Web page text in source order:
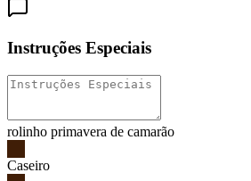
Instruções Especiais
rolinho primavera de camarão
Caseiro